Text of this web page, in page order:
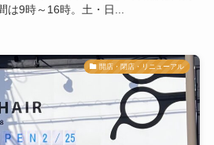
9時～16時。土・日...
開店・閉店・リニューアル